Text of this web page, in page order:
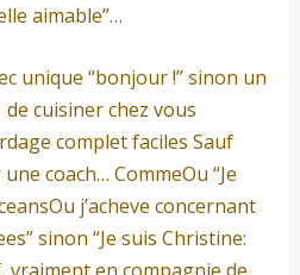
aimable”…
unique “bonjour !” sinon un
de cuisiner chez vous
complet faciles Sauf
coach… CommeOu “Je
j’acheve concernant
sinon “Je suis Christine: